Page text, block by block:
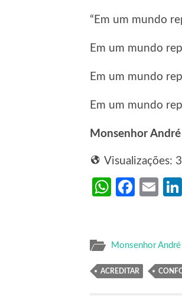
“Em um mundo
Em um mundo
Em um mundo
Em um mundo
Monsenhor
Visualizações:
Monsenhor André
ACREDITAR